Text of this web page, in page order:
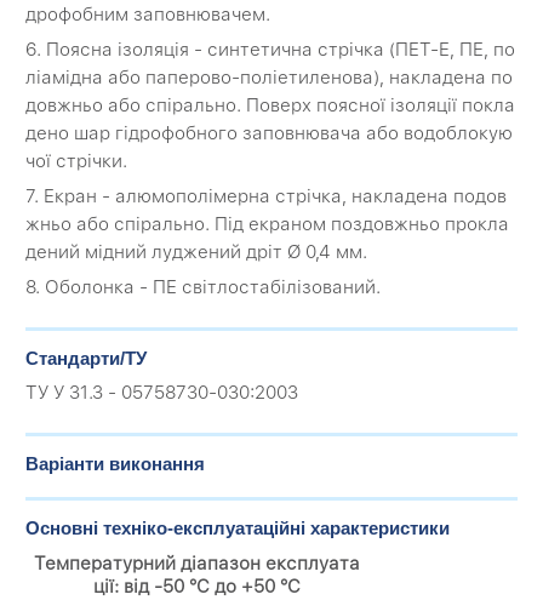
дрофобним заповнювачем.
6. Поясна ізоляція - синтетична стрічка (ПЕТ-Е, ПЕ, по
ліамідна або паперово-поліетиленова), накладена по
довжньо або спірально. Поверх поясної ізоляції покла
дено шар гідрофобного заповнювача або водоблокую
чої стрічки.
7. Екран - алюмополімерна стрічка, накладена подов
жньо або спірально. Під екраном поздовжньо прокла
дений мідний луджений дріт Ø 0,4 мм.
8. Оболонка - ПЕ світлостабілізований.
Стандарти/ТУ
ТУ У 31.3 - 05758730-030:2003
Варіанти виконання
Основні техніко-експлуатаційні характеристики
Температурний діапазон експлуата
ції: від -50 °C до +50 °C